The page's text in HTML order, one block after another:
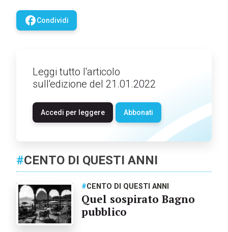
facebookCondividi
Leggi tutto l'articolo
sull'edizione del 21.01.2022
Accedi per leggere Abbonati
#CENTO DI QUESTI ANNI
#CENTO DI QUESTI ANNI
Quel sospirato Bagno
pubblico